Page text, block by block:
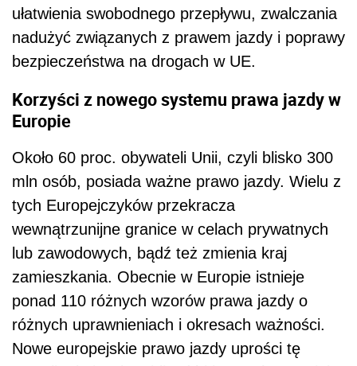
ułatwienia swobodnego przepływu, zwalczania
nadużyć związanych z prawem jazdy i poprawy
bezpieczeństwa na drogach w UE.
Korzyści z nowego systemu prawa jazdy w
Europie
Około 60 proc. obywateli Unii, czyli blisko 300
mln osób, posiada ważne prawo jazdy. Wielu z
tych Europejczyków przekracza
wewnątrzunijne granice w celach prywatnych
lub zawodowych, bądź też zmienia kraj
zamieszkania. Obecnie w Europie istnieje
ponad 110 różnych wzorów prawa jazdy o
różnych uprawnieniach i okresach ważności.
Nowe europejskie prawo jazdy uprości tę